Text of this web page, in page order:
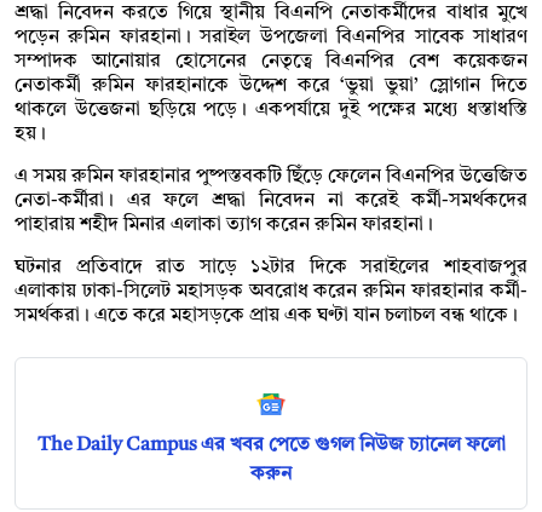
শ্রদ্ধা নিবেদন করতে গিয়ে স্থানীয় বিএনপি নেতাকর্মীদের বাধার মুখে
পড়েন রুমিন ফারহানা। সরাইল উপজেলা বিএনপির সাবেক সাধারণ
সম্পাদক আনোয়ার হোসেনের নেতৃত্বে বিএনপির বেশ কয়েকজন
নেতাকর্মী রুমিন ফারহানাকে উদ্দেশ করে ‌‘ভুয়া ভুয়া’ স্লোগান দিতে
থাকলে উত্তেজনা ছড়িয়ে পড়ে। একপর্যায়ে দুই পক্ষের মধ্যে ধস্তাধস্তি
হয়।
এ সময় রুমিন ফারহানার পুষ্পস্তবকটি ছিঁড়ে ফেলেন বিএনপির উত্তেজিত
নেতা-কর্মীরা। এর ফলে শ্রদ্ধা নিবেদন না করেই কর্মী-সমর্থকদের
পাহারায় শহীদ মিনার এলাকা ত্যাগ করেন রুমিন ফারহানা।
ঘটনার প্রতিবাদে রাত সাড়ে ১২টার দিকে সরাইলের শাহবাজপুর
এলাকায় ঢাকা-সিলেট মহাসড়ক অবরোধ করেন রুমিন ফারহানার কর্মী-
সমর্থকরা। এতে করে মহাসড়কে প্রায় এক ঘণ্টা যান চলাচল বন্ধ থাকে।
The Daily Campus এর খবর পেতে গুগল নিউজ চ্যানেল ফলো
করুন